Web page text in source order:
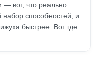
— вот, что реально
способностей, и
быстрее. Вот где